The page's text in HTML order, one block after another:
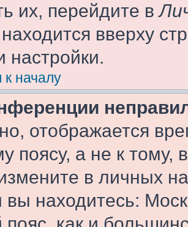
их, перейдите в
вверху
настройки.
к началу
отображается
поясу, а не к тому,
в личных
вы находитесь: